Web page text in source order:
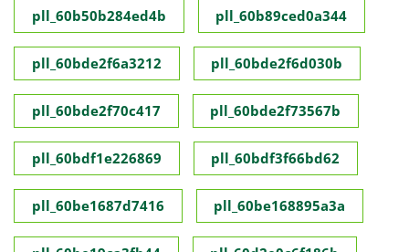
pll_60b50b284ed4b pll_60b89ced0a344
pll_60bde2f6a3212 pll_60bde2f6d030b
pll_60bde2f70c417 pll_60bde2f73567b
pll_60bdf1e226869 pll_60bdf3f66bd62
pll_60be1687d7416 pll_60be168895a3a